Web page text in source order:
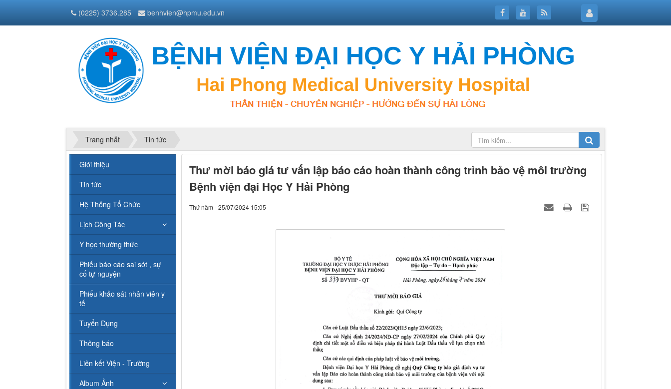
(0225) 3736.285 benhvien@hpmu.edu.vn
Trang nhất Tin tức
Thư mời báo giá tư vấn lập báo cáo hoàn thành công trình bảo vệ môi trường
Bệnh viện đại Học Y Hải Phòng
Thứ năm - 25/07/2024 15:05
Giới thiệu
Tin tức
Hệ Thống Tổ Chức
Lịch Công Tác
Y học thường thức
Phiếu báo cáo sai sót , sự
cố tự nguyện
Phiếu khảo sát nhân viên y
tế
Tuyển Dụng
Thông báo
Liên kết Viện - Trường
Album Ảnh